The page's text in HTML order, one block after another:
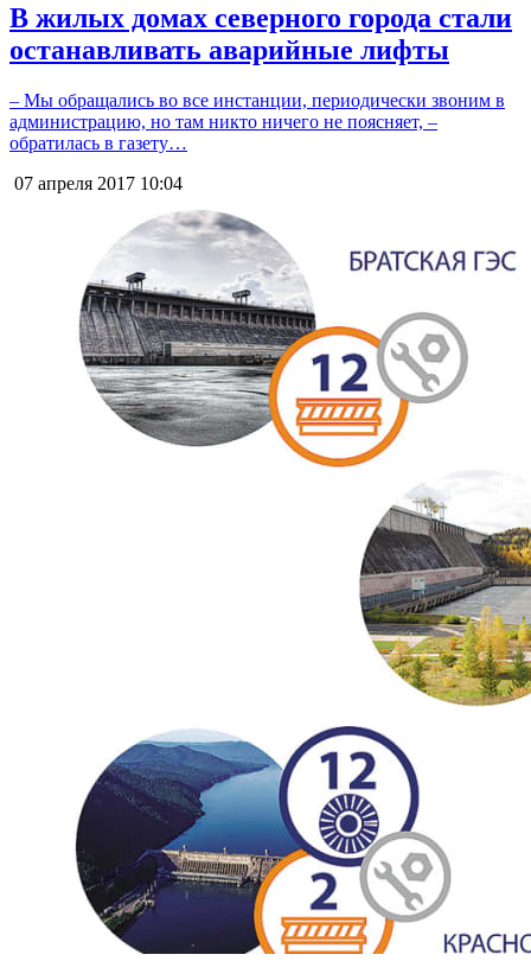
В жилых домах северного города стали
останавливать аварийные лифты
– Мы обращались во все инстанции, периодически звоним в
администрацию, но там никто ничего не поясняет, –
обратилась в газету…
07 апреля 2017 10:04